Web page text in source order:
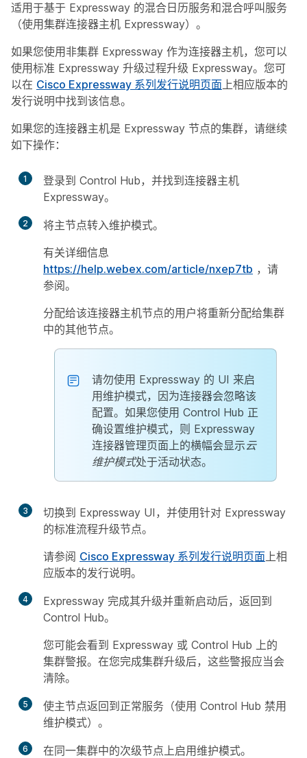
适用于基于 Expressway 的混合日历服务和混合呼叫服务
（使用集群连接器主机 Expressway）。
如果您使用非集群 Expressway 作为连接器主机，您可以
使用标准 Expressway 升级过程升级 Expressway。您可
以在 Cisco Expressway 系列发行说明页面上相应版本的
发行说明中找到该信息。
如果您的连接器主机是 Expressway 节点的集群，请继续
如下操作：
1
登录到 Control Hub，并找到连接器主机
Expressway。
2
将主节点转入维护模式。
有关详细信息
https://help.webex.com/article/nxep7tb ，请
参阅。
分配给该连接器主机节点的用户将重新分配给集群
中的其他节点。
请勿使用 Expressway 的 UI 来启
用维护模式，因为连接器会忽略该
配置。如果您使用 Control Hub 正
确设置维护模式，则 Expressway
连接器管理页面上的横幅会显示云
维护模式处于活动状态。
3
切换到 Expressway UI，并使用针对 Expressway
的标准流程升级节点。
请参阅 Cisco Expressway 系列发行说明页面上相
应版本的发行说明。
4
Expressway 完成其升级并重新启动后，返回到
Control Hub。
您可能会看到 Expressway 或 Control Hub 上的
集群警报。在您完成集群升级后，这些警报应当会
清除。
5
使主节点返回到正常服务（使用 Control Hub 禁用
维护模式）。
6 在同一集群中的次级节点上启用维护模式。